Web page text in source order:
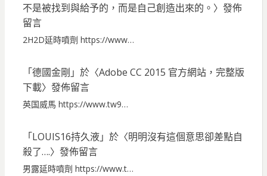
不是被找到與給予的，而是自己創造出來的。 〉發佈
留言
2H2D延時噴劑 https://www…
「德國金剛 」於〈Adobe CC 2015 官方網站，完整版
下載〉發佈留言
英国威馬 https://www.tw9…
「LOUIS16持久液」於〈明明沒有這個意思卻差點自
殺了….〉發佈留言
男露延時噴劑 https://www.t…